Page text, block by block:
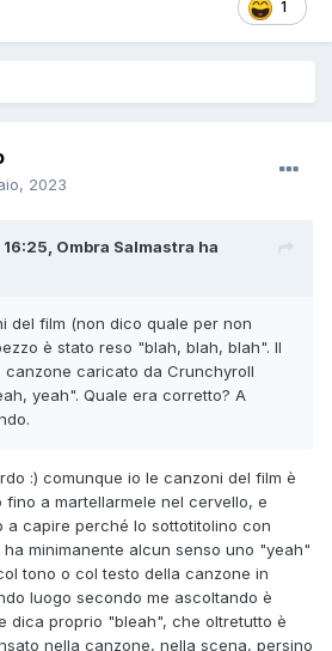
1
2023
Ombra Salmastra ha
del film (non dico quale per non
è stato reso "blah, blah, blah". Il
canzone caricato da Crunchyroll
yeah". Quale era corretto? A
:) comunque io le canzoni del film è
a martellarmele nel cervello, e
a capire perché lo sottotitolino con
minimanente alcun senso uno "yeah"
tono o col testo della canzone in
luogo secondo me ascoltando è
dica proprio "bleah", che oltretutto è
nella canzone, nella scena, persino